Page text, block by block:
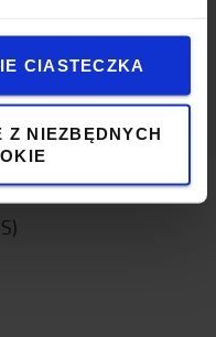
CIASTECZKA
Z NIEZBĘDNYCH